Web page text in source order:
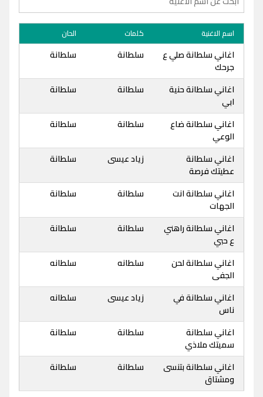
اسم الاغنية كلمات الحان
اغاني سلطانة صلي ع
جرحك
سلطانة سلطانة
اغاني سلطانة حنية
ابي
سلطانة سلطانة
اغاني سلطانة ضاع
الوعي
سلطانة سلطانة
اغاني سلطانة
عطيتك فرصة
زياد عيسى سلطانة
اغاني سلطانة انت
الجهات
سلطانة سلطانة
اغاني سلطانة راهني
ع حبي
سلطانة سلطانة
اغاني سلطانة لحن
الجفى
سلطانه سلطانه
اغاني سلطانة في
ناس
زياد عيسى سلطانه
اغاني سلطانة
سميتك ملاذي
سلطانة سلطانة
اغاني سلطانة بتنسى
ومشتاق
سلطانة سلطانة